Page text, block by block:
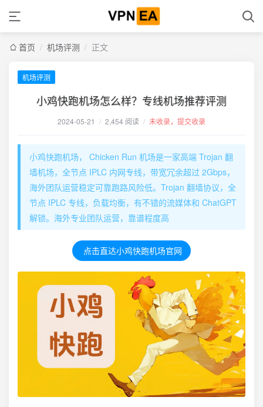
首页 / 机场评测 / 正文
机场评测
小鸡快跑机场怎么样？专线机场推荐评测
2024-05-21 / 2,454 阅读 / 未收录，提交收录
小鸡快跑机场， Chicken Run 机场是一家高端 Trojan 翻
墙机场，全节点 IPLC 内网专线，带宽冗余超过 2Gbps，
海外团队运营稳定可靠跑路风险低。Trojan 翻墙协议，全
节点 IPLC 专线，负载均衡，有不错的流媒体和 ChatGPT
解锁。海外专业团队运营，靠谱程度高
点击直达小鸡快跑机场官网